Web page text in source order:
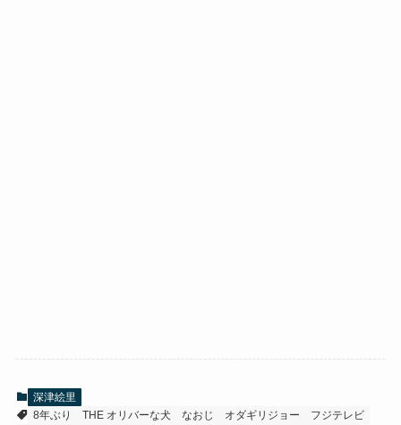
深津絵里
8年ぶり
THE オリバーな犬 なおじ オダギリジョー
フジテレビ